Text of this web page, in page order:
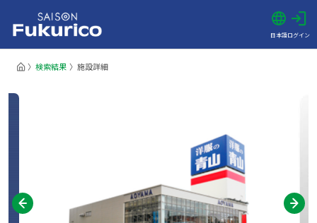
日本語ログイン
検索結果 施設詳細